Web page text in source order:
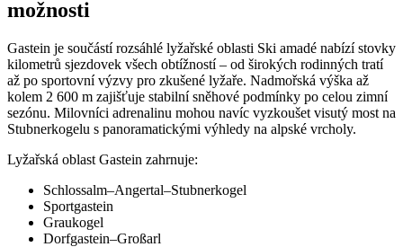
možnosti
Gastein je součástí rozsáhlé lyžařské oblasti Ski amadé nabízí stovky
kilometrů sjezdovek všech obtížností – od širokých rodinných tratí
až po sportovní výzvy pro zkušené lyžaře. Nadmořská výška až
kolem 2 600 m zajišťuje stabilní sněhové podmínky po celou zimní
sezónu. Milovníci adrenalinu mohou navíc vyzkoušet visutý most na
Stubnerkogelu s panoramatickými výhledy na alpské vrcholy.
Lyžařská oblast Gastein zahrnuje:
Schlossalm–Angertal–Stubnerkogel
Sportgastein
Graukogel
Dorfgastein–Großarl